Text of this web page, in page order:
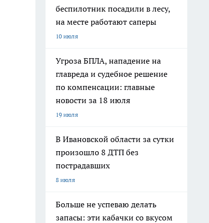
беспилотник посадили в лесу,
на месте работают саперы
10 июля
Угроза БПЛА, нападение на
главреда и судебное решение
по компенсации: главные
новости за 18 июля
19 июля
В Ивановской области за сутки
произошло 8 ДТП без
пострадавших
8 июля
Больше не успеваю делать
запасы: эти кабачки со вкусом